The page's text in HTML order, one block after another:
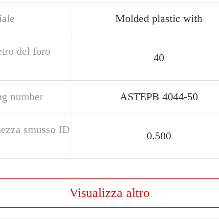
Molded plastic with
del foro
40
number ASTEPB 4044-50
smusso ID
0.500
Visualizza altro